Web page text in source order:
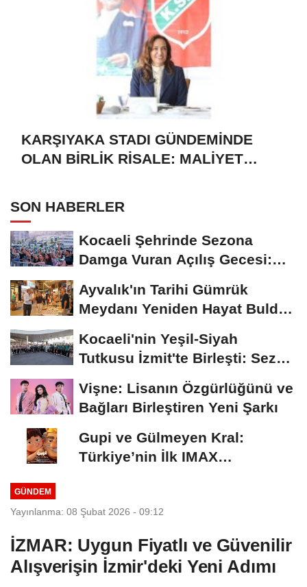
KARŞIYAKA STADI GÜNDEMİNDE
OLAN BİRLİK RİSALE: MALİYET
SON HABERLER
Kocaeli Şehrinde Sezona
Damga Vuran Açılış Gecesi:
Ayvalık'ın Tarihi Gümrük
Meydanı Yeniden Hayat Buldu:
Kocaeli'nin Yeşil-Siyah
Tutkusu İzmit'te Birleşti: Sezon
Vişne: Lisanın Özgürlüğünü ve
Bağları Birleştiren Yeni Şarkı
Gupi ve Gülmeyen Kral:
Türkiye’nin İlk IMAX
GÜNDEM
Yayınlanma: 08 Şubat 2026 - 09:12
İZMAR: Uygun Fiyatlı ve Güvenilir
Alışverişin İzmir'deki Yeni Adımı